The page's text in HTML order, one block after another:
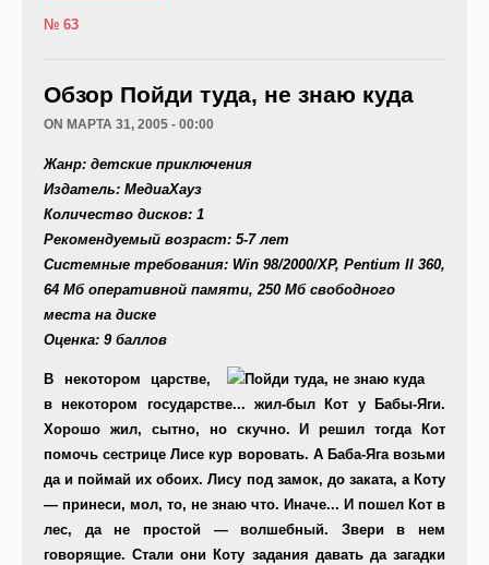
№ 63
Обзор Пойди туда, не знаю куда
ON МАРТА 31, 2005 - 00:00
Жанр: детские приключения
Издатель: МедиаХауз
Количество дисков: 1
Рекомендуемый возраст: 5-7 лет
Системные требования: Win 98/2000/XP, Pentium II 360,
64 Мб оперативной памяти, 250 Мб свободного
места на диске
Оценка: 9 баллов
В некотором царстве,
в некотором государстве... жил-был Кот у Бабы-Яги.
Хорошо жил, сытно, но скучно. И решил тогда Кот
помочь сестрице Лисе кур воровать. А Баба-Яга возьми
да и поймай их обоих. Лису под замок, до заката, а Коту
— принеси, мол, то, не знаю что. Иначе... И пошел Кот в
лес, да не простой — волшебный. Звери в нем
говорящие. Стали они Коту задания давать да загадки